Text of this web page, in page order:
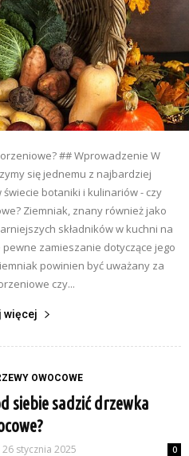
## Wprowadzenie W
się jednemu z najbardziej
botaniki i kulinariów - czy
Ziemniak, znany również jako
składników w kuchni na
pewne zamieszanie dotyczące jego
powinien być uważany za
czy...
więcej
OWOCOWE
siebie sadzić drzewka
26 stycznia 2025 0